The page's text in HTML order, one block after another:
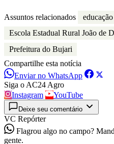
Assuntos relacionados
Escola Estadual Rural João de
Prefeitura do Bujari
Compartilhe esta notícia
Enviar no WhatsApp
Siga o AC24 Agro
Instagram
YouTube
Deixe seu comentário
VC Repórter
Flagrou algo no campo?
gente.